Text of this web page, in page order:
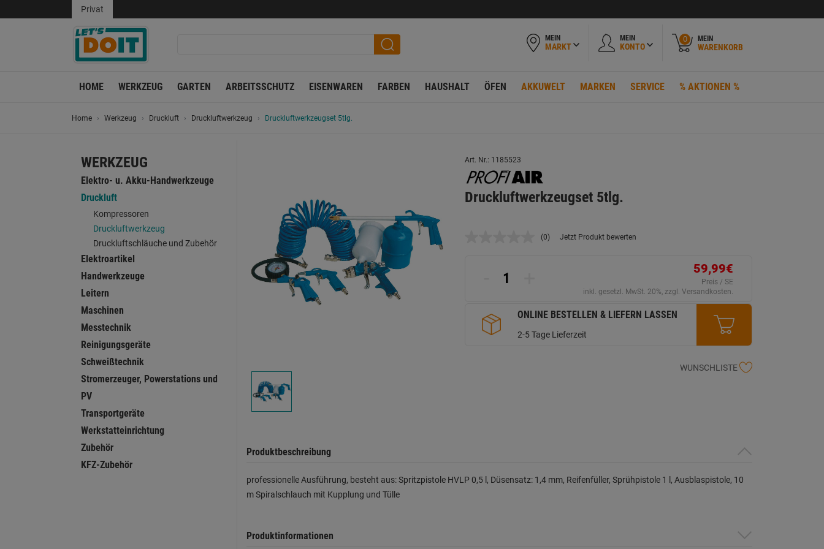
Privat
MEIN
MARKT
MEIN
KONTO
0 MEIN
WARENKORB
HOME WERKZEUG GARTEN ARBEITSSCHUTZ EISENWAREN FARBEN HAUSHALT ÖFEN AKKUWELT MARKEN SERVICE % AKTIONEN %
Home Werkzeug Druckluft Druckluftwerkzeug Druckluftwerkzeugset 5tlg.
WERKZEUG
Elektro- u. Akku-Handwerkzeuge
Druckluft
Kompressoren
Druckluftwerkzeug
Druckluftschläuche und Zubehör
Elektroartikel
Handwerkzeuge
Leitern
Maschinen
Messtechnik
Reinigungsgeräte
Schweißtechnik
Stromerzeuger, Powerstations und
PV
Transportgeräte
Werkstatteinrichtung
Zubehör
KFZ-Zubehör
Art. Nr.: 1185523
Druckluftwerkzeugset 5tlg.
Kein
(0) Jetzt Produkt bewerten
59,99€
Preis / SE
inkl. gesetzl. MwSt. 20%, zzgl. Versandkosten.
ONLINE BESTELLEN & LIEFERN LASSEN
2-5 Tage Lieferzeit
WUNSCHLISTE
Produktbeschreibung
professionelle Ausführung, besteht aus: Spritzpistole HVLP 0,5 l, Düsensatz: 1,4 mm, Reifenfüller, Sprühpistole 1 l, Ausblaspistole, 10
m Spiralschlauch mit Kupplung und Tülle
Produktinformationen